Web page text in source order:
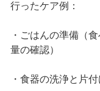
行ったケア例：
・ごはんの準備（
量の確認）
・食器の洗浄と片